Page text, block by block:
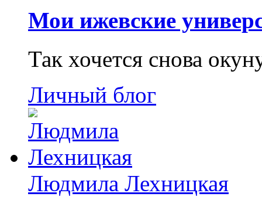
Мои ижевские
Так хочется снова
Личный блог
Людмила Лехницкая